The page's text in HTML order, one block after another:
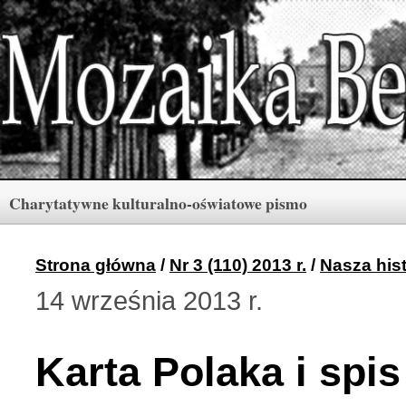
Charytatywne kulturalno-oświatowe pismo
Rubryki
Berdyczów w kronikach
Numery
1 (164) 2026 r. (10)
Menu
Polski informator
Strona główna / Nr 3 (110) 2013 r. / Nasza
14 września 2013 r.
Karta Polaka i